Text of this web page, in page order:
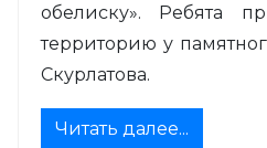
обелиску». Ребята
территорию у
Скурлатова.
Читать далее...